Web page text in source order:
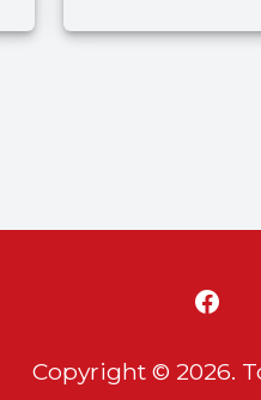
Copyright © 2026.